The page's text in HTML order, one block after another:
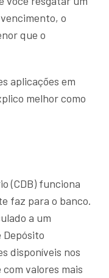
o
que o
aplicações em
melhor como
(CDB) funciona
faz para o banco.
a um
disponíveis nos
valores mais